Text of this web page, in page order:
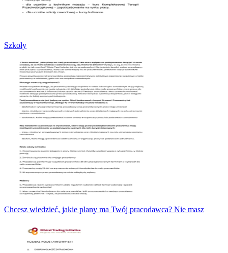
Szkoły
Chcesz wiedzieć, jakie plany ma Twój pracodawca? Nie masz